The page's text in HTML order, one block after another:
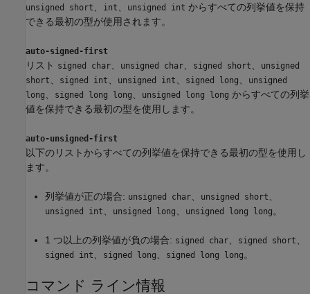
unsigned short int unsigned int からすべての列挙値を保持
できる最初の型が使用されます。
auto-signed-first
リスト signed char unsigned char signed short
unsigned
short
signed int unsigned int signed long
unsigned
long
signed long long unsigned long long からすべての列挙
値を保持できる最初の型を使用します。
auto-unsigned-first
以下のリストからすべての列挙値を保持できる最初の型を使用し
ます。
列挙値が正の場合: unsigned char unsigned short
unsigned int unsigned long unsigned long long 。
1 つ以上の列挙値が負の場合: signed char signed short
signed int signed long signed long long 。
コマンド ライン情報